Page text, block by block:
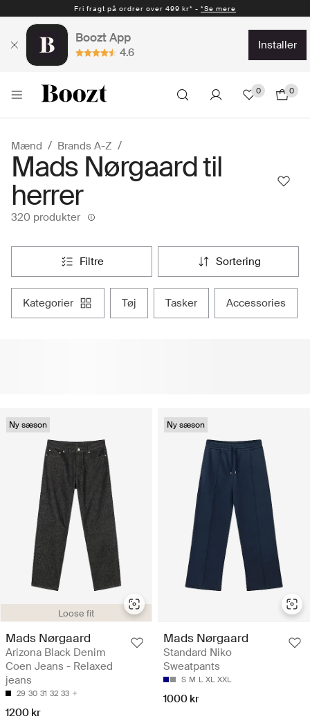
Hurtig levering 1-2 hverdage* - *Se mere
Boozt App
4.6
installer
0 0
Mænd Brands A-Z
Mads Nørgaard til
herrer
320 produkter
filtre sortering
kategorier tøj tasker accessories
Loose fit
Ny sæson
Mads Nørgaard
Arizona Black Denim
Coen Jeans - Relaxed
jeans
29 30 31 32 33
1200 kr
Ny sæson
Mads Nørgaard
Standard Niko
Sweatpants
S M L XL XXL
1000 kr